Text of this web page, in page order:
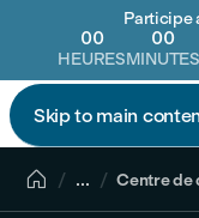
Participe
00
HEURES
00
MINUTES
Skip to main

 ... Centre de